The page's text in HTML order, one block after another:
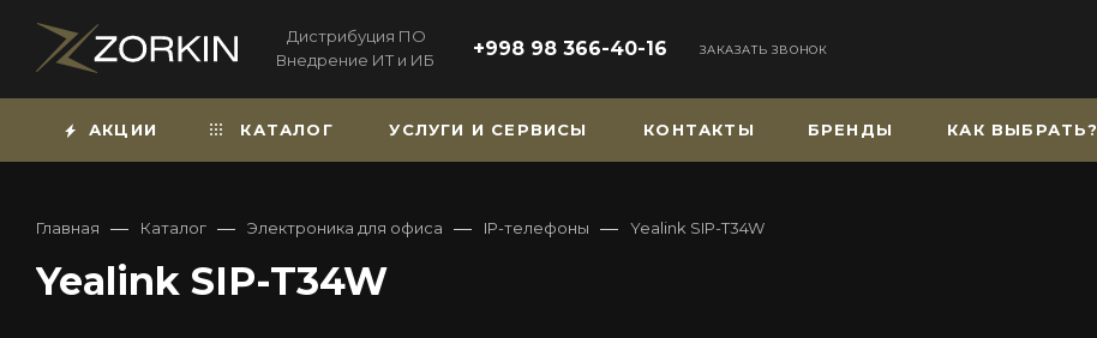
Дистрибуция ПО
Внедрение ИТ и ИБ
+998 98 366-40-16 ЗАКАЗАТЬ ЗВОНОК
АКЦИИ КАТАЛОГ УСЛУГИ И СЕРВИСЫ КОНТАКТЫ БРЕНДЫ КАК ВЫБРАТЬ?
Главная — Каталог — Электроника для офиса — IP-телефоны — Yealink SIP-T34W
Yealink SIP-T34W